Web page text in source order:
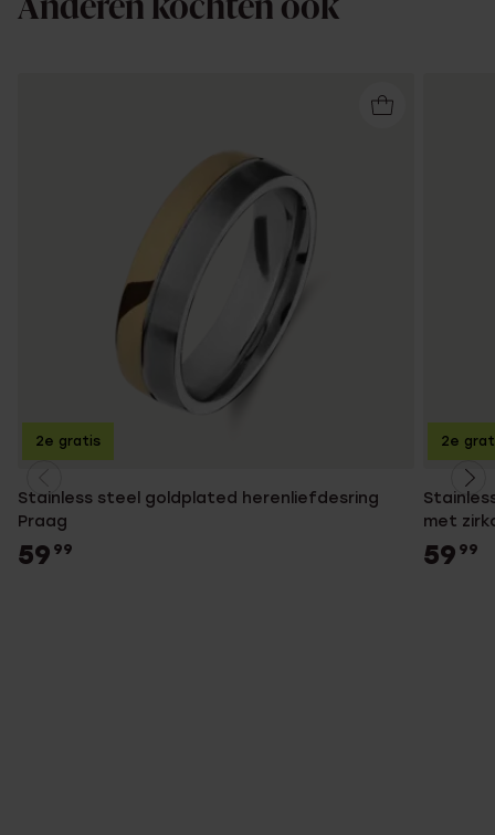
Anderen kochten ook
Stainless steel goldplated herenliefdesring
Praag
59 99
2e gratis
met
59 99
2e